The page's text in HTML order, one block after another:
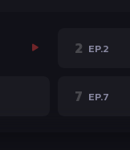
2 EP.2
7 EP.7